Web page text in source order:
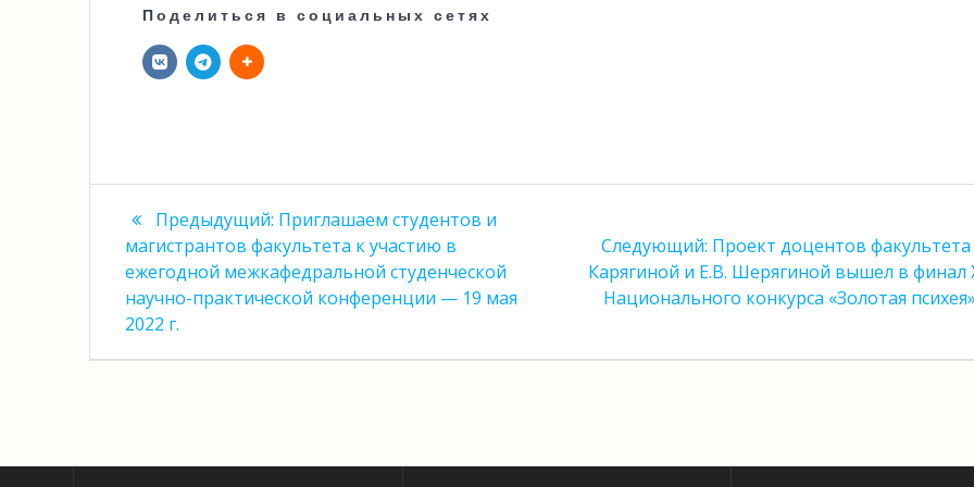
Поделиться в социальных сетях
Навигация
по
записям
Предыдущий: Предыдущая
запись:
Приглашаем студентов и
магистрантов факультета к участию в
ежегодной межкафедральной студенческой
научно-практической конференции — 19 мая
2022 г.
Следующий: Следующая
запись:
Проект доцентов
Карягиной и Е.В. Шерягиной вышел в финал
Национального конкурса «Золотая психея»